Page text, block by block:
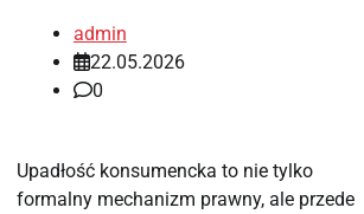
admin
22.05.2026
0
Upadłość konsumencka to nie tylko
formalny mechanizm prawny, ale przede